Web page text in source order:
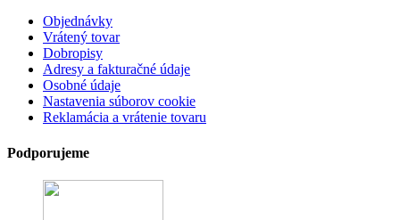
Objednávky
Vrátený tovar
Dobropisy
Adresy a fakturačné údaje
Osobné údaje
Nastavenia súborov cookie
Reklamácia a vrátenie tovaru
Podporujeme